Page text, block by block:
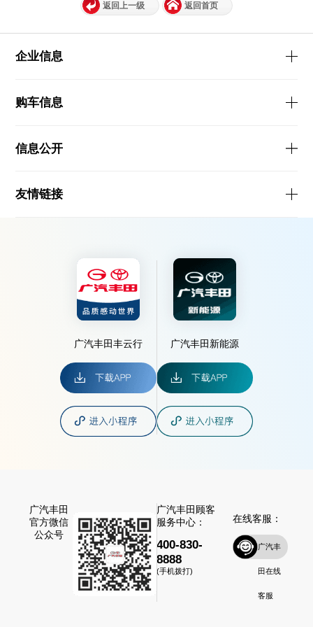
返回上一级 返回首页
企业信息
购车信息
信息公开
友情链接
广汽丰田丰云行 广汽丰田新能源
广汽丰田
官方微信
公众号
广汽丰田顾客
服务中心：
400-830-
8888
(手机拨打)
在线客服：
广汽丰
田在线
客服